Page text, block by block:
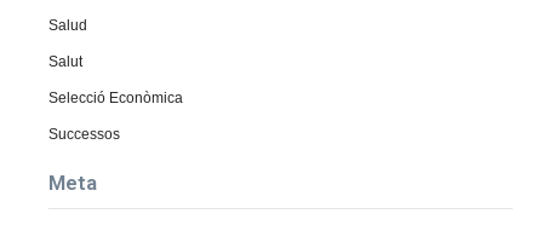
Salud
Salut
Selecció Econòmica
Successos
Meta